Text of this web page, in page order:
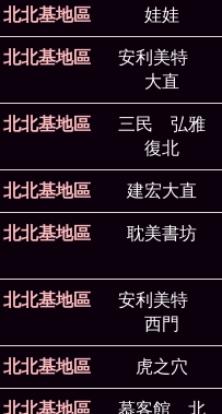
北北基地區 娃娃
北北基地區
安利美特
大直
北北基地區
三民 弘雅
復北
北北基地區 建宏大直
北北基地區 耽美書坊
北北基地區
安利美特
西門
北北基地區 虎之穴
北北基地區 慕客館 北